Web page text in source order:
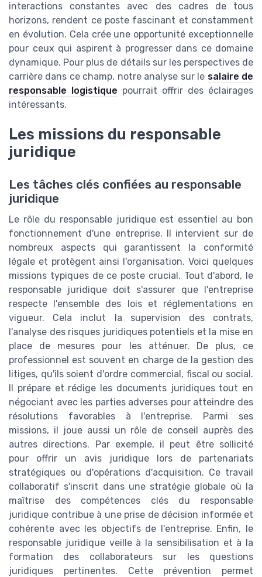
interactions constantes avec des cadres de tous
horizons, rendent ce poste fascinant et constamment
en évolution. Cela crée une opportunité exceptionnelle
pour ceux qui aspirent à progresser dans ce domaine
dynamique. Pour plus de détails sur les perspectives de
carrière dans ce champ, notre analyse sur le salaire de
responsable logistique pourrait offrir des éclairages
intéressants.
Les missions du responsable
juridique
Les tâches clés confiées au responsable
juridique
Le rôle du responsable juridique est essentiel au bon
fonctionnement d'une entreprise. Il intervient sur de
nombreux aspects qui garantissent la conformité
légale et protègent ainsi l'organisation. Voici quelques
missions typiques de ce poste crucial. Tout d'abord, le
responsable juridique doit s'assurer que l'entreprise
respecte l'ensemble des lois et réglementations en
vigueur. Cela inclut la supervision des contrats,
l'analyse des risques juridiques potentiels et la mise en
place de mesures pour les atténuer. De plus, ce
professionnel est souvent en charge de la gestion des
litiges, qu'ils soient d'ordre commercial, fiscal ou social.
Il prépare et rédige les documents juridiques tout en
négociant avec les parties adverses pour atteindre des
résolutions favorables à l'entreprise. Parmi ses
missions, il joue aussi un rôle de conseil auprès des
autres directions. Par exemple, il peut être sollicité
pour offrir un avis juridique lors de partenariats
stratégiques ou d'opérations d'acquisition. Ce travail
collaboratif s'inscrit dans une stratégie globale où la
maîtrise des compétences clés du responsable
juridique contribue à une prise de décision informée et
cohérente avec les objectifs de l'entreprise. Enfin, le
responsable juridique veille à la sensibilisation et à la
formation des collaborateurs sur les questions
juridiques pertinentes. Cette prévention permet